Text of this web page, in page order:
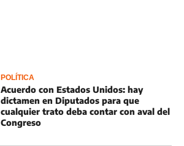
POLÍTICA
Acuerdo con Estados Unidos: hay
dictamen en Diputados para que
cualquier trato deba contar con aval del
Congreso